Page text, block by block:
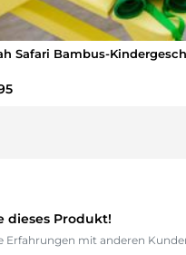
Safari Bambus-
Preis:
dieses Produkt!
Erfahrungen mit anderen